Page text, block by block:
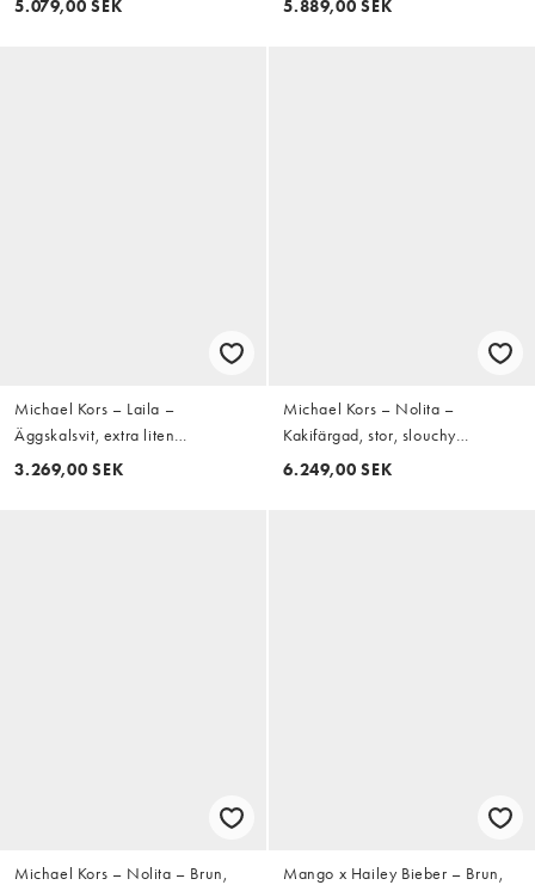
5.079,00 SEK 5.889,00 SEK
Michael Kors – Laila –
Äggskalsvit, extra liten
axelremsväska
3.269,00 SEK
Michael Kors – Nolita –
Kakifärgad, stor, slouchy
axelväska i nubuckläder
6.249,00 SEK
Michael Kors – Nolita – Brun,
Mango x Hailey Bieber – Brun,